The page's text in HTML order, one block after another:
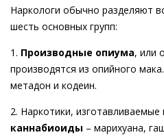
Наркологи обычно разделяют
шесть основных групп:
1. Производные опиума, или
производятся из опийного
метадон и кодеин.
2. Наркотики, изготавливаемые
каннабиоиды – марихуана,